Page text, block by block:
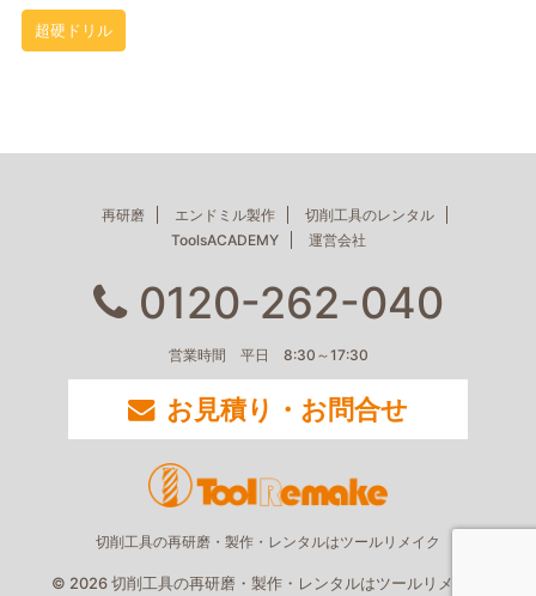
超硬ドリル
再研磨 エンドミル製作
切削工具のレンタル
ToolsACADEMY
運営会社
0120-262-040
営業時間 平日 8:30～17:30
お見積り・お問合せ
切削工具の再研磨・製作・レンタルはツールリメイク
© 2026 切削工具の再研磨・製作・レンタルはツールリメイク